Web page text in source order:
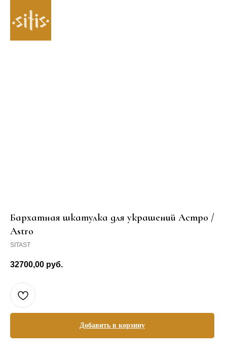
Бархатная шкатулка для украшений Астро /
Astro
SITAST
32700,00 руб.
Добавить в корзину